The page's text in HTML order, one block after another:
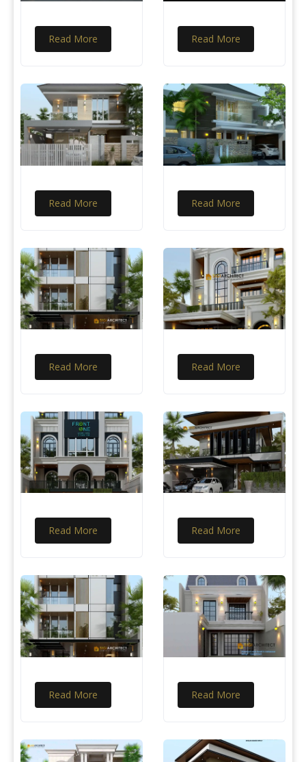
Read More Read More
Read More Read More
Read More Read More
Read More Read More
Read More Read More